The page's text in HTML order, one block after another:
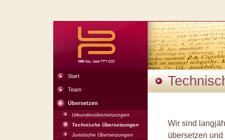
Start
Team
Übersetzen
Urkundenübersetzungen
Technische Übersetzungen
Juristische Übersetzungen
Wir sind
übersetzen